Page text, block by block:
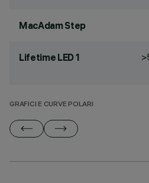
MacAdam Step
Lifetime LED 1
GRAFICI E CURVE POLARI